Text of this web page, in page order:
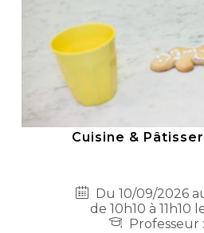
Cuisine &
Du 10/09/2026
de 10h10 à 11h10
Professeur :